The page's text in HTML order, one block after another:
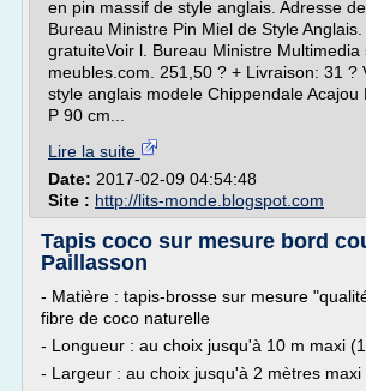
en pin massif de style anglais. Adresse
Bureau Ministre Pin Miel de Style
gratuiteVoir l. Bureau Ministre Multimedia
meubles.com. 251,50 ? + Livraison: 31 ?
style anglais modele Chippendale Acajou
P 90 cm...
Lire la suite
Date: 2017-02-09 04:54:48
Site : http://lits-monde.blogspot.com
Tapis coco sur mesure bord
Paillasson
- Matière : tapis-brosse sur mesure
fibre de coco naturelle
- Longueur : au choix jusqu'à 10 m maxi
- Largeur : au choix jusqu'à 2 mètres maxi